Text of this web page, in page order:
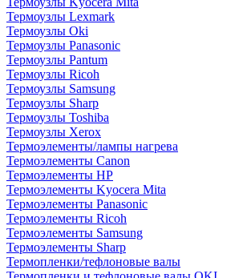
Термоузлы Lexmark
Термоузлы Oki
Термоузлы Panasonic
Термоузлы Pantum
Термоузлы Ricoh
Термоузлы Samsung
Термоузлы Sharp
Термоузлы Toshiba
Термоузлы Xerox
Термоэлементы/лампы нагрева
Термоэлементы Canon
Термоэлементы HP
Термоэлементы Kyocera Mita
Термоэлементы Panasonic
Термоэлементы Ricoh
Термоэлементы Samsung
Термоэлементы Sharp
Термопленки/тефлоновые валы